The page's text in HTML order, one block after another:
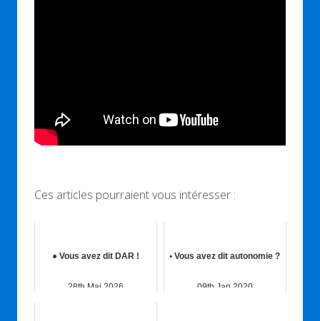
Ces articles pourraient vous intéresser :
● Vous avez dit DAR !
28th Mai 2026
• Vous avez dit autonomie ?
09th Jan 2020